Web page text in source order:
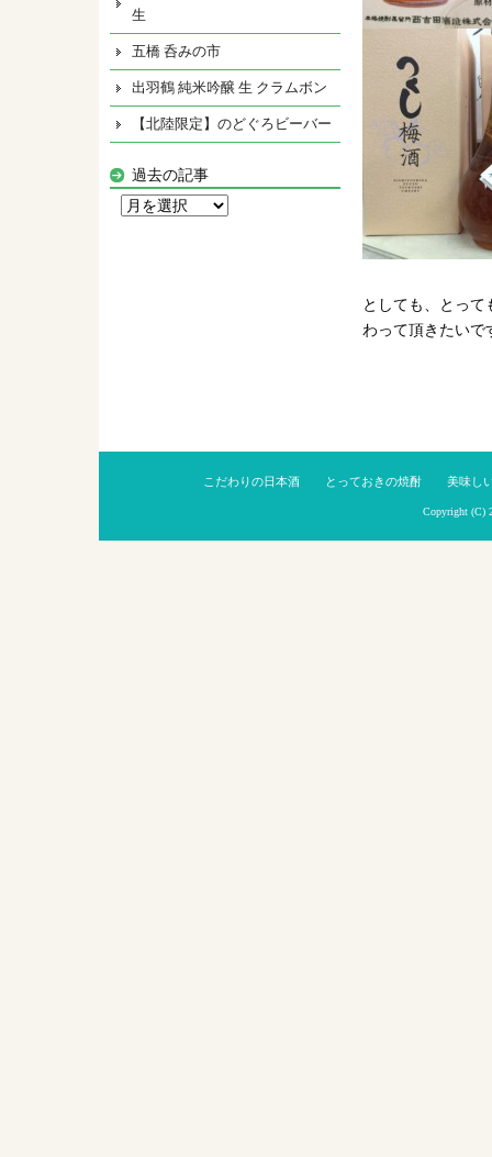
としても、とっ
わって頂きたいで
生
五橋 呑みの市
出羽鶴 純米吟醸 生 クラムボン
【北陸限定】のどぐろビーバー
過去の記事
こだわりの日本酒 とっておきの焼酎 美味し
Copyright (C)